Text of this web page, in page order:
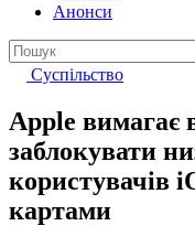
Анонси
Суспільство
Apple вимагає
заблокувати
користувачів
картами